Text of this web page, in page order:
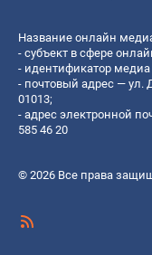
Название онлайн
- субъект в сфере
- идентификатор медиа
- почтовый адрес — ул.
01013;
- адрес электронной
585 46 20
© 2026 Все права